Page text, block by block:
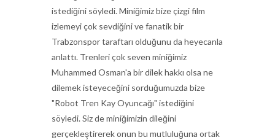
istediğini söyledi. Miniğimiz bize çizgi film
izlemeyi çok sevdiğini ve fanatik bir
Trabzonspor taraftarı olduğunu da heyecanla
anlattı. Trenleri çok seven miniğimiz
Muhammed Osman'a bir dilek hakkı olsa ne
dilemek isteyeceğini sorduğumuzda bize
"Robot Tren Kay Oyuncağı" istediğini
söyledi. Siz de miniğimizin dileğini
gerçekleştirerek onun bu mutluluğuna ortak